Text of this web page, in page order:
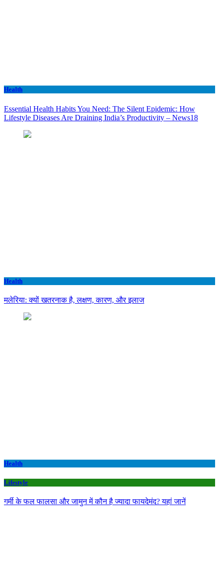
Health
Essential Health Habits You Need: The Silent Epidemic: How
Lifestyle Diseases Are Draining India’s Productivity – News18
Health
मलेरिया: क्यों खतरनाक है, लक्षण, कारण, और इलाज
Health
Lifestyle
गर्मी के फल फालसा और जामुन में कौन है ज्यादा फायदेमंद? यहां जानें